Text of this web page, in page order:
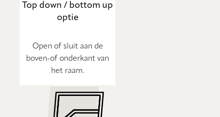
Top down / bottom up
optie
Open of sluit aan de
boven-of onderkant van
het raam.